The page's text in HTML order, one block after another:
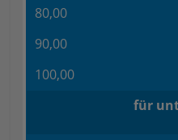
80,00
90,00
100,00
für